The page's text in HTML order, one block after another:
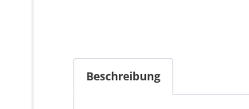
Beschreibung